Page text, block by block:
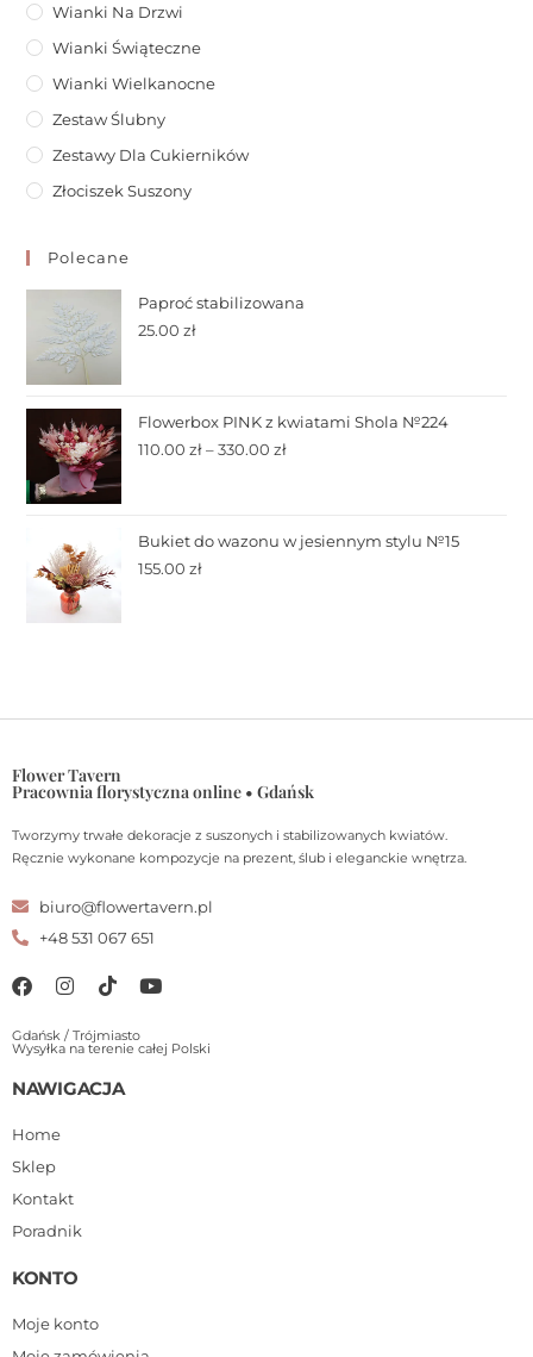
Wianki Na Drzwi
Wianki Świąteczne
Wianki Wielkanocne
Zestaw Ślubny
Zestawy Dla Cukierników
Złociszek Suszony
Polecane
Paproć stabilizowana
25.00zł
Flowerbox PINK z kwiatami Shola №224
110.00zł – 330.00zł
Bukiet do wazonu w jesiennym stylu №15
155.00zł
Flower Tavern
Pracownia florystyczna online • Gdańsk
Tworzymy trwałe dekoracje z suszonych i stabilizowanych kwiatów.
Ręcznie wykonane kompozycje na prezent, ślub i eleganckie wnętrza.
biuro@flowertavern.pl
+48 531 067 651
Gdańsk / Trójmiasto
Wysyłka na terenie całej Polski
NAWIGACJA
Home
Sklep
Kontakt
Poradnik
KONTO
Moje konto